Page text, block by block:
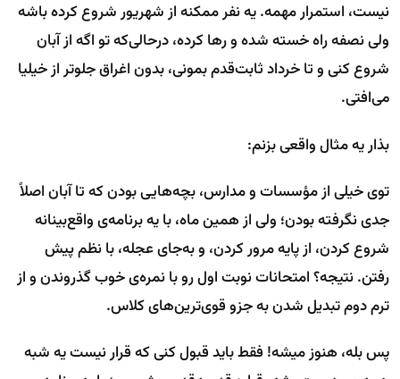
نیست، استمرار مهمه. یه نفر ممکنه از شهریور شروع کرده باشه
ولی نصفه راه خسته شده و رها کرده، درحالی‌که تو اگه از آبان
شروع کنی و تا خرداد ثابت‌قدم بمونی، بدون اغراق جلوتر از خیلیا
می‌افتی.
بذار یه مثال واقعی بزنم:
توی خیلی از مؤسسات و مدارس، بچه‌هایی بودن که تا آبان اصلاً
جدی نگرفته بودن؛ ولی از همین ماه، با یه برنامه‌ی واقع‌بینانه
شروع کردن، از پایه مرور کردن، و به‌جای عجله، با نظم پیش
رفتن. نتیجه؟ امتحانات نوبت اول رو با نمره‌ی خوب گذروندن و از
ترم دوم تبدیل شدن به جزو قوی‌ترین‌های کلاس.
پس بله، هنوز میشه! فقط باید قبول کنی که قرار نیست یه شبه